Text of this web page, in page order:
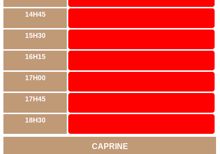
14H45
15H30
16H15
17H00
17H45
18H30
CAPRINE